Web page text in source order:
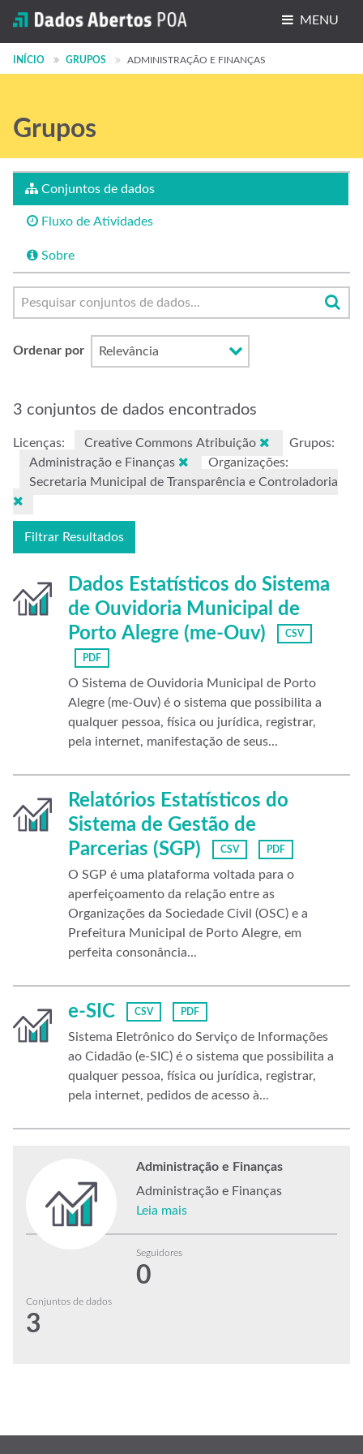
MENU
Conjuntos de dados
Grupos
INÍCIO GRUPOS ADMINISTRAÇÃO E FINANÇAS
Grupos
Conjuntos de dados
Fluxo de Atividades
Sobre
Ordenar por
3 conjuntos de dados encontrados
Licenças: Creative Commons Atribuição
Grupos:
Administração e Finanças
Organizações:
Secretaria Municipal de Transparência e Controladoria
Filtrar Resultados
Dados Estatísticos do Sistema
de Ouvidoria Municipal de
Porto Alegre (me-Ouv)
CSV
PDF
O Sistema de Ouvidoria Municipal de Porto
Alegre (me-Ouv) é o sistema que possibilita a
qualquer pessoa, física ou jurídica, registrar,
pela internet, manifestação de seus...
Relatórios Estatísticos do
Sistema de Gestão de
Parcerias (SGP)
CSV PDF
O SGP é uma plataforma voltada para o
aperfeiçoamento da relação entre as
Organizações da Sociedade Civil (OSC) e a
Prefeitura Municipal de Porto Alegre, em
perfeita consonância...
e-SIC CSV PDF
Sistema Eletrônico do Serviço de Informações
ao Cidadão (e-SIC) é o sistema que possibilita a
qualquer pessoa, física ou jurídica, registrar,
pela internet, pedidos de acesso à...
Administração e Finanças
Administração e Finanças
Leia mais
Seguidores
0
Conjuntos de dados
3